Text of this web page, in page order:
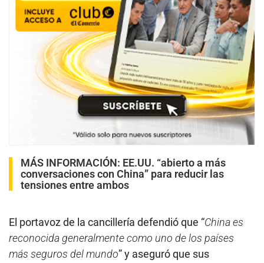
MÁS INFORMACIÓN: EE.UU. “abierto a más
conversaciones con China” para reducir las
tensiones entre ambos
El portavoz de la cancillería defendió que “China es
reconocida generalmente como uno de los países
más seguros del mundo” y aseguró que sus